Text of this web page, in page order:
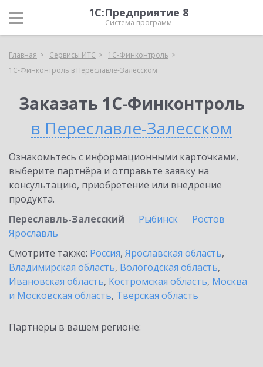
1С:Предприятие 8
Система программ
Главная Сервисы ИТС
1С-Финконтроль
1С-Финконтроль в Переславле-Залесском
Заказать 1С-Финконтроль
в Переславле-Залесском
Ознакомьтесь с информационными карточками,
выберите партнёра и отправьте заявку на
консультацию, приобретение или внедрение
продукта.
Переславль-Залесский
Рыбинск
Ростов
Ярославль
Смотрите также: Россия, Ярославская область,
Владимирская область, Вологодская область,
Ивановская область, Костромская область, Москва
и Московская область, Тверская область
Партнеры в вашем регионе: